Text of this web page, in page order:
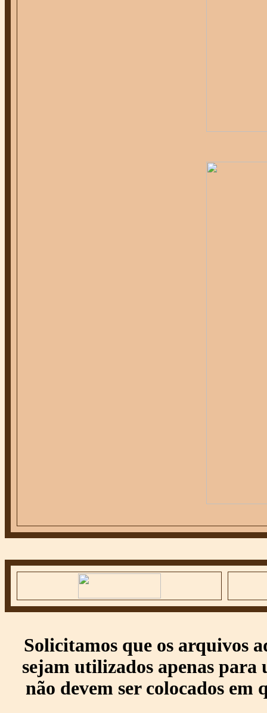
Solicitamos que os arquivos
sejam utilizados apenas para
não devem ser colocados